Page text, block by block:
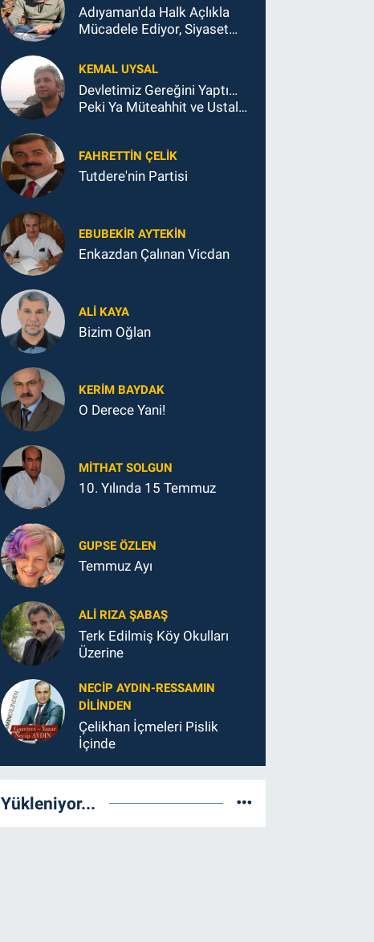
Adıyaman'da Halk Açlıkla
Mücadele Ediyor, Siyaset
KEMAL UYSAL
Devletimiz Gereğini Yaptı…
Peki Ya Müteahhit ve Ustalar
FAHRETTIN ÇELİK
Tutdere'nin Partisi
EBUBEKIR AYTEKIN
Enkazdan Çalınan Vicdan
ALI KAYA
Bizim Oğlan
KERIM BAYDAK
O Derece Yani!
MITHAT SOLGUN
10. Yılında 15 Temmuz
GUPSE ÖZLEN
Temmuz Ayı
ALI RIZA ŞABAŞ
Terk Edilmiş Köy Okulları
Üzerine
NECIP AYDIN-RESSAMIN
DILINDEN
Çelikhan İçmeleri Pislik
İçinde
Yükleniyor...